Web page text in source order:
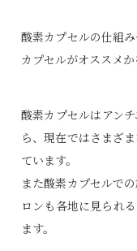
酸素カプセルの仕組
カプセルがオススメか
酸素カプセルはアン
ら、現在ではさまざ
ています。
また酸素カプセルで
ロンも各地に見られ
ます。